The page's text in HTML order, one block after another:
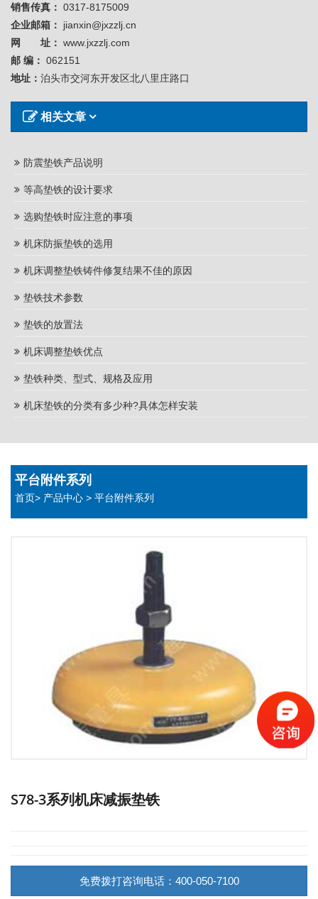
销售传真： 0317-8175009
企业邮箱：
jianxin@jxzzlj.cn
网 址： www.jxzzlj.com
邮 编： 062151
地址： 泊头市交河东开发区北八里庄路口
相关文章
防震垫铁产品说明
等高垫铁的设计要求
选购垫铁时应注意的事项
机床防振垫铁的选用
机床调整垫铁铸件修复结果不佳的原因
垫铁技术参数
垫铁的放置法
机床调整垫铁优点
垫铁种类、型式、规格及应用
机床垫铁的分类有多少种?具体怎样安装
平台附件系列
首页> 产品中心 > 平台附件系列
S78-3系列机床减振垫铁
免费拨打咨询电话：400-050-7100